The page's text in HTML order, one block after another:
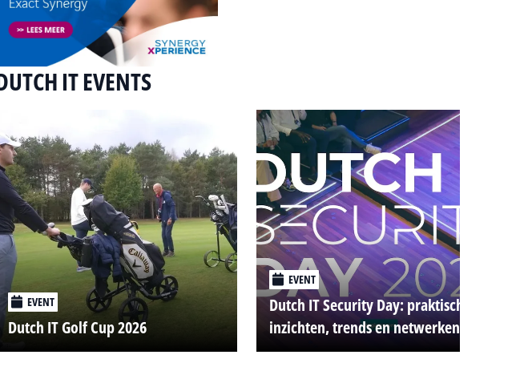
IT EVENTS
EVENT
Dutch IT Golf Cup 2026
EVENT
Dutch IT Security Day: praktische
inzichten, trends en netwerken